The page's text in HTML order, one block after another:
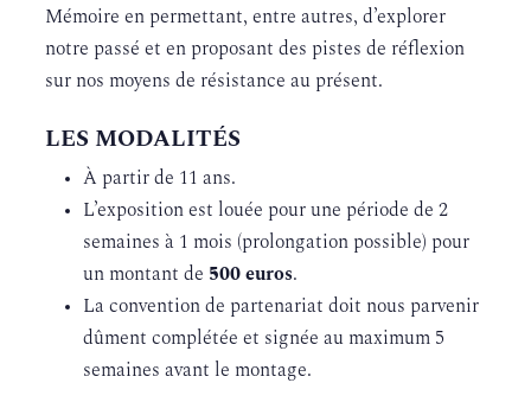
Mémoire en permettant, entre autres, d’explorer
notre passé et en proposant des pistes de réflexion
sur nos moyens de résistance au présent.
LES MODALITÉS
À partir de 11 ans.
L’exposition est louée pour une période de 2
semaines à 1 mois (prolongation possible) pour
un montant de 500 euros.
La convention de partenariat doit nous parvenir
dûment complétée et signée au maximum 5
semaines avant le montage.